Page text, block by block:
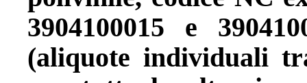
3904100015 e
(aliquote individuali